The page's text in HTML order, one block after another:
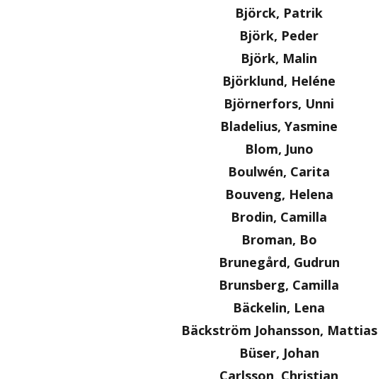
Björck, Patrik
Björk, Peder
Björk, Malin
Björklund, Heléne
Björnerfors, Unni
Bladelius, Yasmine
Blom, Juno
Boulwén, Carita
Bouveng, Helena
Brodin, Camilla
Broman, Bo
Brunegård, Gudrun
Brunsberg, Camilla
Bäckelin, Lena
Bäckström Johansson, Mattias
Büser, Johan